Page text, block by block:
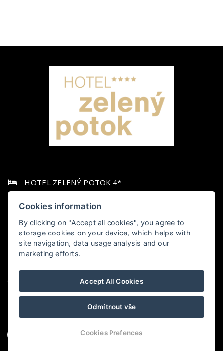
HOTEL ZELENÝ POTOK 4*
Pec pod Sněžkou 349,, 542 21 Pec pod Sněžkou
+420 778 006 010
hotel@zelenypotok.cz
LHHOTELS
Cookies information
By clicking on "Accept all cookies", you agree to
storage cookies on your device, which helps with
site navigation, data usage analysis and our
marketing efforts.
Accept All Cookies
Odmítnout vše
Cookies Prefences